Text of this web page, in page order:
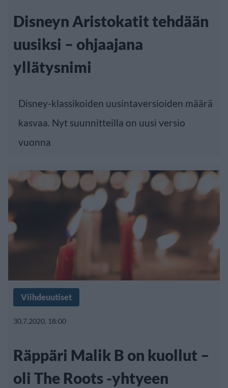
Disneyn Aristokatit tehdään
uusiksi – ohjaajana
yllätysnimi
Disney-klassikoiden uusintaversioiden määrä
kasvaa. Nyt suunnitteilla on uusi versio
vuonna
Viihdeuutiset
30.7.2020, 18:00
Räppäri Malik B on kuollut –
oli The Roots -yhtyeen